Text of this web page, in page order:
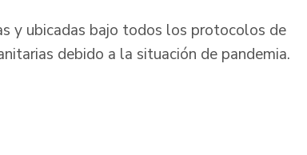
y ubicadas bajo todos los protocolos de
debido a la situación de pandemia.